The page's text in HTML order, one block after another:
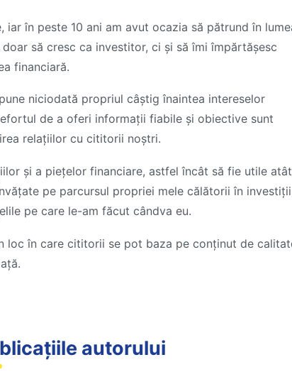
în peste 10 ani am avut ocazia să pătrund în
să cresc ca investitor, ci și să îmi împărtășesc
financiară.
niciodată propriul câștig înaintea intereselor
de a oferi informații fiabile și obiective sunt
relațiilor cu cititorii noștri.
și a piețelor financiare, astfel încât să fie utile atât
pe parcursul propriei mele călătorii în
pe care le-am făcut cândva eu.
loc în care cititorii se pot baza pe conținut de
autorului